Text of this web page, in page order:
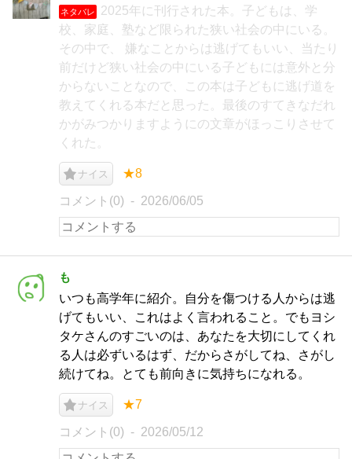
ネタバレ
2025年に刊行された本。子どもは、学
校、家庭、塾など限られた狭い社会の中にいる。
その中で、 嫌なことからは逃げてもいい、当たり
前だけど狭い社会の中にいる子どもには意外と分
からないことなので、この本は子どもに逃げ道を
教えてくれる本だと思った。最後のすてきなだれ
かがみつかりますようにの文章がほっこりさせて
くれた。
ナイス ★8
コメント(0) 2026/06/05
も
いつも高学年に紹介。自分を傷つける人からは逃
げてもいい、これはよく言われること。でもヨシ
タケさんのすごいのは、あなたを大切にしてくれ
る人は必ずいるはず、だからさがしてね、さがし
続けてね。とても前向きに気持ちになれる。
ナイス ★7
コメント(0) 2026/05/12